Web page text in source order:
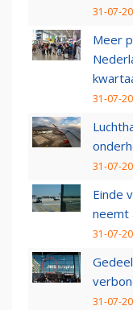
31-07-
Meer
31-07-
31-07-
Einde
neemt
31-07-
31-07-